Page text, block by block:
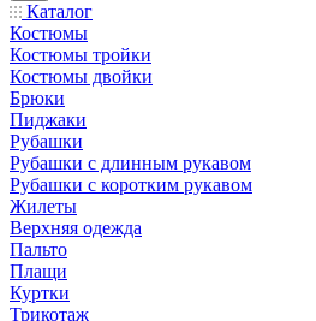
Каталог
Костюмы
Костюмы тройки
Костюмы двойки
Брюки
Пиджаки
Рубашки
Рубашки с длинным рукавом
Рубашки с коротким рукавом
Жилеты
Верхняя одежда
Пальто
Плащи
Куртки
Трикотаж